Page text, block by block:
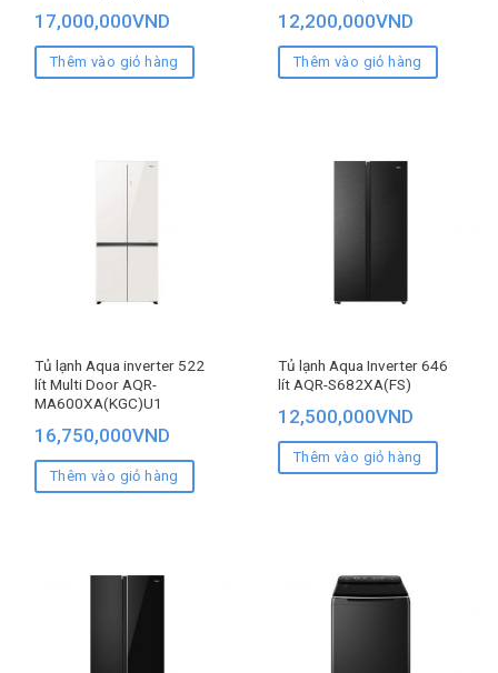
17,000,000VND
Thêm vào giỏ hàng
12,200,000VND
Thêm vào giỏ hàng
Tủ lạnh Aqua inverter 522
lít Multi Door AQR-
MA600XA(KGC)U1
16,750,000VND
Thêm vào giỏ hàng
Tủ lạnh Aqua Inverter 646
lít AQR-S682XA(FS)
12,500,000VND
Thêm vào giỏ hàng